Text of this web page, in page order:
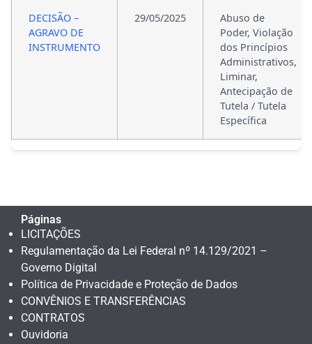
DECISÃO –
AGRAVO DE
INSTRUMENTO
29/05/2025
Abuso de
Poder, Violação
dos Princípios
Administrativos,
Liminar,
Antecipação de
Tutela / Tutela
Específica
Páginas
LICITAÇÕES
Regulamentação da Lei Federal nº 14.129/2021 –
Governo Digital
Política de Privacidade e Proteção de Dados
CONVÊNIOS E TRANSFERÊNCIAS
CONTRATOS
Ouvidoria